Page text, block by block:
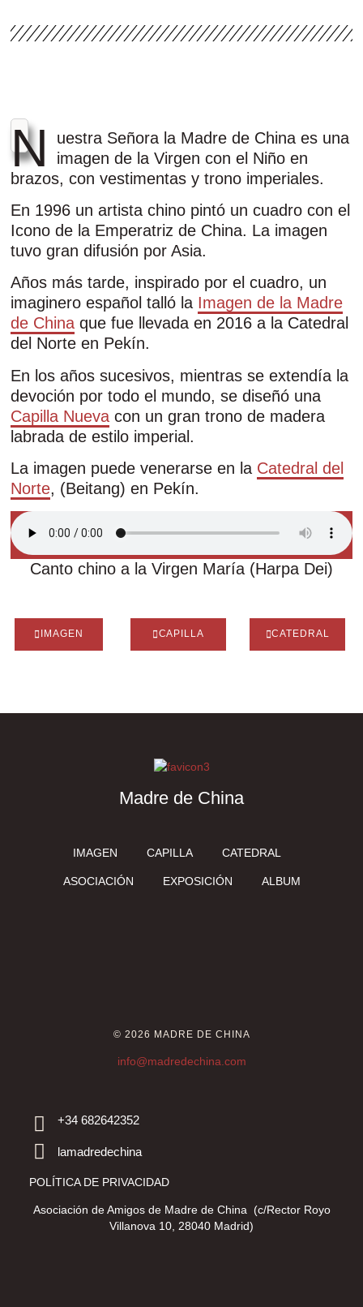
N
uestra Señora la Madre de China es una
imagen de la Virgen con el Niño en
brazos, con vestimentas y trono imperiales.
En 1996 un artista chino pintó un cuadro con el
Icono de la Emperatriz de China. La imagen
tuvo gran difusión por Asia.
Años más tarde, inspirado por el cuadro, un
imaginero español talló la Imagen de la Madre
de China que fue llevada en 2016 a la Catedral
del Norte en Pekín.
En los años sucesivos, mientras se extendía la
devoción por todo el mundo, se diseñó una
Capilla Nueva con un gran trono de madera
labrada de estilo imperial.
La imagen puede venerarse en la Catedral del
Norte, (Beitang) en Pekín.
Canto chino a la Virgen María (Harpa Dei)
IMAGEN CAPILLA CATEDRAL
Madre de China
IMAGEN CAPILLA CATEDRAL
ASOCIACIÓN EXPOSICIÓN ALBUM
© 2026 MADRE DE CHINA
info@madredechina.com
+34 682642352
lamadredechina
POLÍTICA DE PRIVACIDAD
Asociación de Amigos de Madre de China (c/Rector Royo
Villanova 10, 28040 Madrid)